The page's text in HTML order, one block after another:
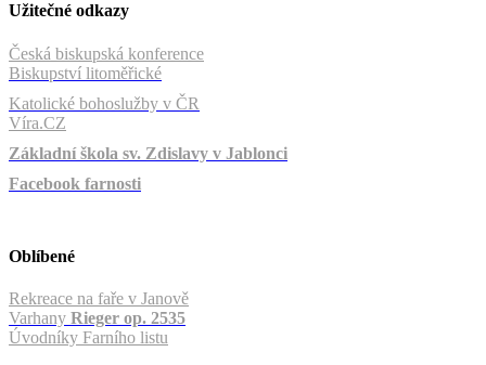
Užitečné odkazy
Česká biskupská konference
Biskupství litoměřické
Katolické bohoslužby v ČR
Víra.CZ
Základní škola sv. Zdislavy v Jablonci
Facebook farnosti
Oblíbené
Rekreace na faře v Janově
Varhany Rieger op. 2535
Úvodníky Farního listu